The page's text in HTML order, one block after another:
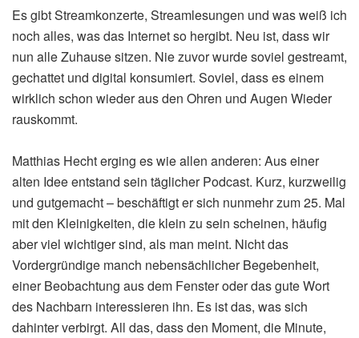
Es gibt Streamkonzerte, Streamlesungen und was weiß ich
noch alles, was das Internet so hergibt. Neu ist, dass wir
nun alle Zuhause sitzen. Nie zuvor wurde soviel gestreamt,
gechattet und digital konsumiert. Soviel, dass es einem
wirklich schon wieder aus den Ohren und Augen Wieder
rauskommt.
Matthias Hecht erging es wie allen anderen: Aus einer
alten Idee entstand sein täglicher Podcast. Kurz, kurzweilig
und gutgemacht – beschäftigt er sich nunmehr zum 25. Mal
mit den Kleinigkeiten, die klein zu sein scheinen, häufig
aber viel wichtiger sind, als man meint. Nicht das
Vordergründige manch nebensächlicher Begebenheit,
einer Beobachtung aus dem Fenster oder das gute Wort
des Nachbarn interessieren ihn. Es ist das, was sich
dahinter verbirgt. All das, dass den Moment, die Minute,